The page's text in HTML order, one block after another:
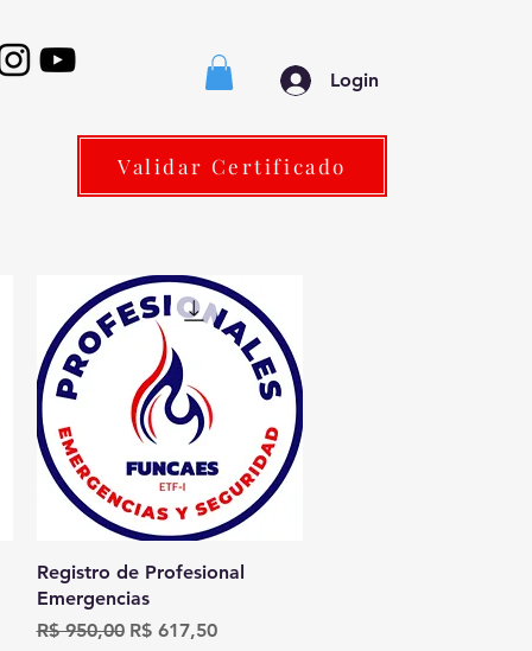
Login
Validar Certificado
Visualização rápida
Registro de Profesional
Emergencias
Preço normal
R$ 950,00 Preço promocional
R$ 617,50